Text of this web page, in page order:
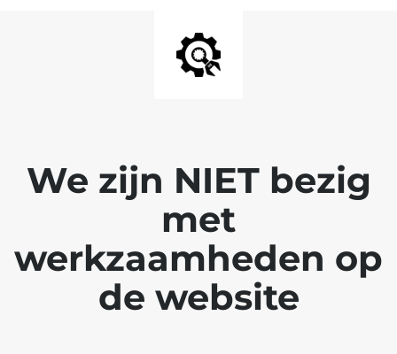
We zijn NIET bezig
met
werkzaamheden op
de website